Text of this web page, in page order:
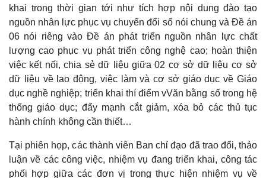
khai trong thời gian tới như tích hợp nội dung đào tạo
nguồn nhân lực phục vụ chuyển đổi số nói chung và Đề án
06 nói riêng vào Đề án phát triển nguồn nhân lực chất
lượng cao phục vụ phát triển công nghệ cao; hoàn thiện
việc kết nối, chia sẻ dữ liệu giữa 02 cơ sở dữ liệu cơ sở
dữ liệu về lao động, việc làm và cơ sở giáo dục về Giáo
dục nghề nghiệp; triển khai thí điểm vVăn bằng số trong hệ
thống giáo dục; đẩy mạnh cắt giảm, xóa bỏ các thủ tục
hành chính không cần thiết…
Tại phiên họp, các thành viên Ban chỉ đạo đã trao đổi, thảo
luận về các công việc, nhiệm vụ đang triển khai, công tác
phối hợp giữa các đơn vị trong thực hiện nhiệm vụ về